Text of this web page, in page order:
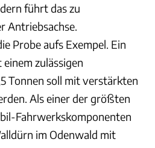
führt das zu
Antriebsachse.
Probe aufs Exempel. Ein
zulässigen
Tonnen soll mit verstärkten
Als einer der größten
Fahrwerkskomponenten
im Odenwald mit